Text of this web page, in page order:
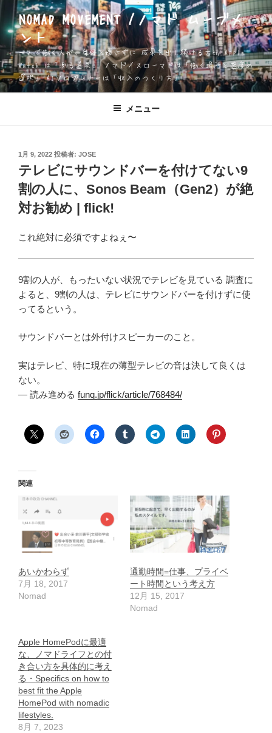
ン
テ
ン
ツ
へ
ス
NOMAD MOVEMENT /ノマド ムーブメ
ント
一人で働く人が、身体を壊さずに 成果を出し続ける方法 Apple
Watch は「測る道具」 ノマド／スローマドは「働く場所と速度の
選択」 AIソロプレナーは「収入のつくり方」
メニュー
投
稿
日:
1月 9, 2022 投稿者: JOSE
テレビにサウンドバーを付けてない9
割の人に、Sonos Beam（Gen2）が絶
対お勧め | flick!
これ絶対に必須ですよねぇ〜
9割の人が、もったいない状況でテレビを見ている 調査に
よると、9割の人は、テレビにサウンドバーを付けずに使
ってるという。
サウンドバーとは外付けスピーカーのこと。
実はテレビ、特に現在の薄型テレビの音は決して良くは
ない。
— 読み進める funq.jp/flick/article/768484/
関連
あいかわらず
7月 18, 2017
Nomad
通勤時間=仕事、プライベ
ート時間という考え方
12月 15, 2017
Nomad
Apple HomePodに最適
な、ノマドライフとの付
き合い方を具体的に考え
る・Specifics on how to
best fit the Apple
HomePod with nomadic
lifestyles.
8月 7, 2023